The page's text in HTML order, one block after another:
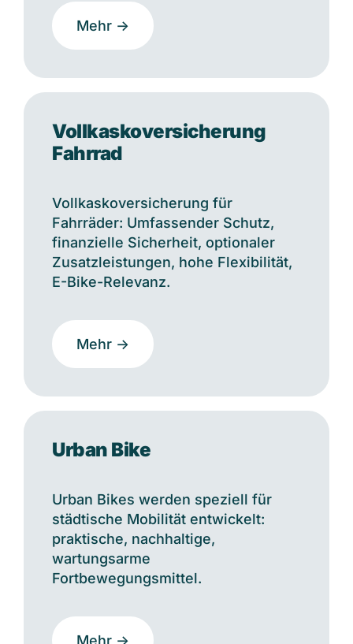
Mehr ->
Vollkaskoversicherung
Fahrrad
Vollkaskoversicherung für
Fahrräder: Umfassender Schutz,
finanzielle Sicherheit, optionaler
Zusatzleistungen, hohe Flexibilität,
E-Bike-Relevanz.
Mehr ->
Urban Bike
Urban Bikes werden speziell für
städtische Mobilität entwickelt:
praktische, nachhaltige,
wartungsarme
Fortbewegungsmittel.
Mehr ->